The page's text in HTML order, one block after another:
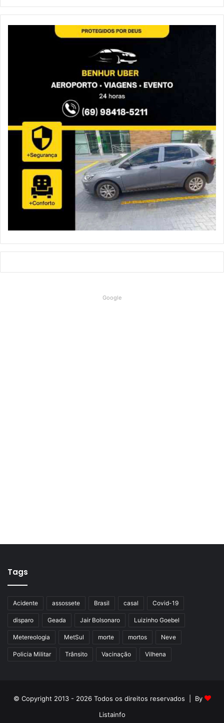
Google
Tags
Acidente assossete Brasil casal Covid-19
disparo Geada Jair Bolsonaro Luizinho Goebel
Metereologia MetSul morte mortos Neve
Policia Militar Trânsito Vacinação Vilhena
© Copyright 2013 - 2026 Todos os direitos reservados | By
Listainfo